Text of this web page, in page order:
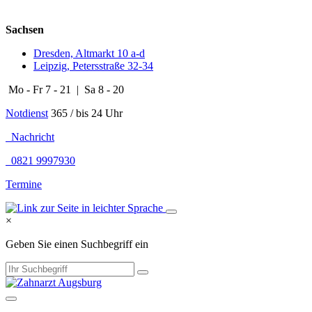
Sachsen
Dresden, Altmarkt 10 a-d
Leipzig, Petersstraße 32-34
Mo - Fr 7 - 21 | Sa 8 - 20
Notdienst 365 / bis 24 Uhr
Nachricht
0821 9997930
Termine
×
Geben Sie einen Suchbegriff ein